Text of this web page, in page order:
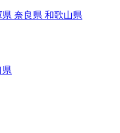
県 奈良県 和歌山県
県